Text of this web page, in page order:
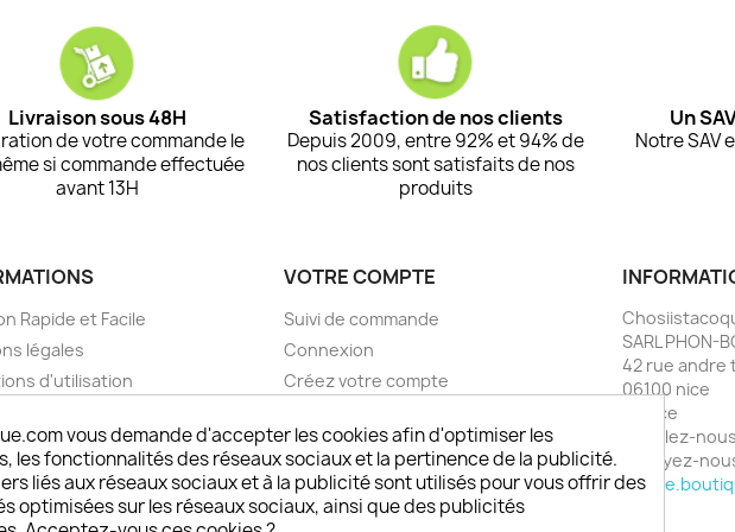
Livraison sous 48H
de votre commande le
si commande effectuée
avant 13H
Satisfaction de nos clients
Depuis 2009, entre 92% et 94% de
nos clients sont satisfaits de nos
produits
Un
Notre SAV
Rapide et Facile
légales
d'utilisation
sécurisé choisistacoque
et remboursements
DOM TOM et outremer
VOTRE COMPTE
Suivi de commande
Connexion
Créez votre compte
SARL PHON-
42 rue andre
06100 nice
France
Appelez-
Envoyez-
vous demande d'accepter les cookies afin d'optimiser les
les fonctionnalités des réseaux sociaux et la pertinence de la publicité.
liés aux réseaux sociaux et à la publicité sont utilisés pour vous offrir des
optimisées sur les réseaux sociaux, ainsi que des publicités